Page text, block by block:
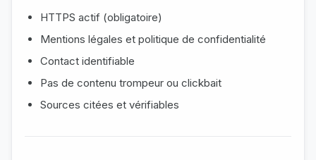
HTTPS actif (obligatoire)
Mentions légales et politique de confidentialité
Contact identifiable
Pas de contenu trompeur ou clickbait
Sources citées et vérifiables